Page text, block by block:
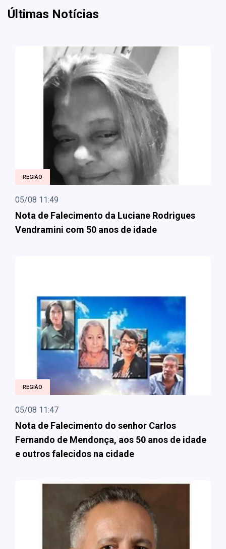
Últimas Notícias
REGIÃO
05/08 11:49
Nota de Falecimento da Luciane Rodrigues
Vendramini com 50 anos de idade
REGIÃO
05/08 11:47
Nota de Falecimento do senhor Carlos
Fernando de Mendonça, aos 50 anos de idade
e outros falecidos na cidade